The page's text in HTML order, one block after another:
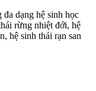
dạng hệ sinh học
rừng nhiệt đới, hệ
hệ sinh thái rạn san